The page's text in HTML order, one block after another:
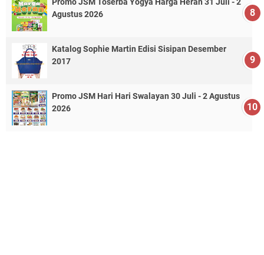
Agustus 2026
Katalog Sophie Martin Edisi Sisipan Desember
2017
Promo JSM Hari Hari Swalayan 30 Juli - 2 Agustus
2026